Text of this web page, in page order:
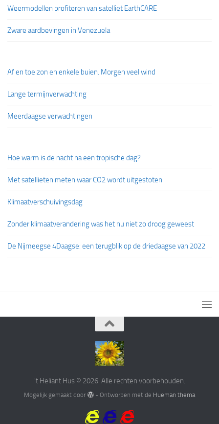
Weermodellen profiteren van satelliet EarthCARE
Zware aardbevingen in Venezuela
Af en toe zon en enkele buien. Morgen veel wind
Lange termijnverwachting
Meerdaagse verwachtingen
Hoe warm is de nacht na een tropische dag?
Met satellieten meten waar CO2 wordt uitgestoten
Klimaatverschuivingsdag
Zonder klimaatverandering was het nu niet zo droog geweest
De Nijmeegse 4Daagse: een terugblik op de driedaagse van 2022
't Heliant Hus © 2026. Alle rechten voorbehouden.
Mogelijk gemaakt door - Ontworpen met de Hueman thema